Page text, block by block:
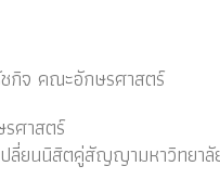
กิจ คณะอักษรศาสตร์
ศาสตร์
ลี่ยนนิสิตคู่สัญญามหาวิทยาลั